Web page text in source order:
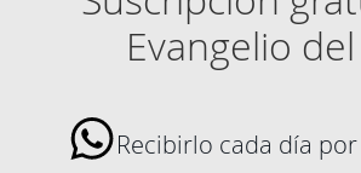
Evangelio
Recibirlo cada día